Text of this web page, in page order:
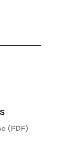
(PDF)